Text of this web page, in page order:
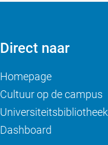
Direct naar
Homepage
Cultuur op de campus
Universiteitsbibliotheek
Dashboard